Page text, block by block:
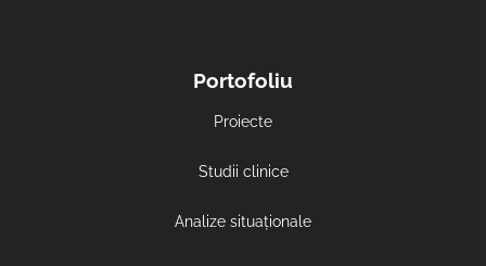
Portofoliu
Proiecte
Studii clinice
Analize situaționale